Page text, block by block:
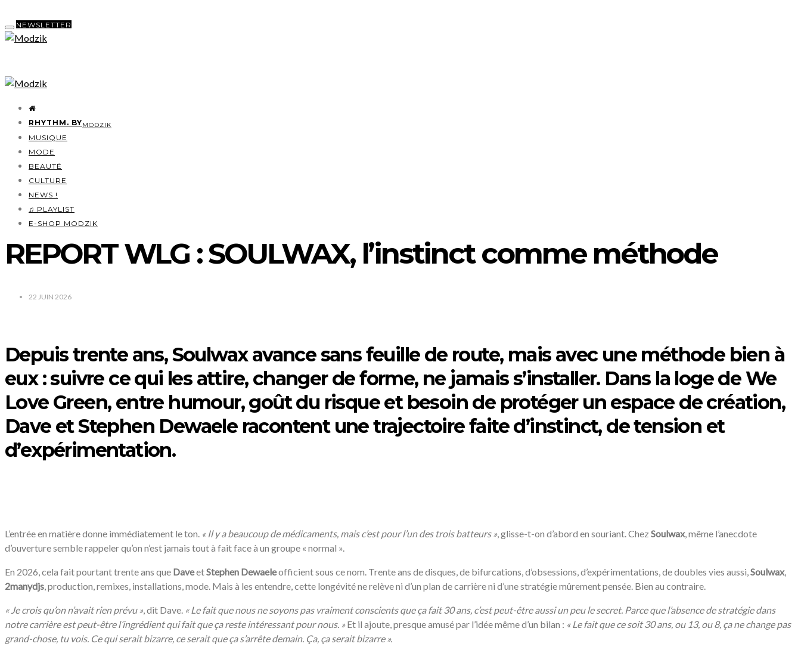
NEWSLETTER
RHYTHM. BYMODZIK
MUSIQUE
MODE
BEAUTÉ
CULTURE
NEWS !
♫ PLAYLIST
E-SHOP MODZIK
REPORT WLG : SOULWAX, l’instinct comme méthode
22 JUIN 2026
Depuis trente ans,Soulwaxavance sans feuille de route, mais avec une méthode bien à
eux : suivre ce qui les attire, changer de forme, ne jamais s’installer. Dans la loge de We
Love Green, entre humour, goût du risque et besoin de protéger un espace de création,
Dave et Stephen Dewaele racontent une trajectoire faite d’instinct, de tension et
d’expérimentation.
L’entrée en matière donne immédiatement le ton. « Il y a beaucoup de médicaments, mais c’est pour l’un des trois batteurs », glisse-t-on d’abord en souriant. Chez Soulwax, même l’anecdote
d’ouverture semble rappeler qu’on n’est jamais tout à fait face à un groupe « normal ».
En 2026, cela fait pourtant trente ans que DaveetStephen Dewaeleofficient sous ce nom. Trente ans de disques, de bifurcations, d’obsessions, d’expérimentations, de doubles vies aussi,Soulwax,
2manydjs, production, remixes, installations, mode. Mais à les entendre, cette longévité ne relève ni d’un plan de carrière ni d’une stratégie mûrement pensée. Bien au contraire.
« Je crois qu’on n’avait rien prévu », dit Dave. «Le fait que nous ne soyons pas vraiment conscients que ça fait 30 ans, c’est peut-être aussi un peu le secret. Parce que l’absence de stratégie dans
notre carrière est peut-être l’ingrédient qui fait que ça reste intéressant pour nous. »Et il ajoute, presque amusé par l’idée même d’un bilan : «Le fait que ce soit 30 ans, ou 13, ou 8, ça ne change pas
grand-chose, tu vois. Ce qui serait bizarre, ce serait que ça s’arrête demain. Ça, ça serait bizarre ».